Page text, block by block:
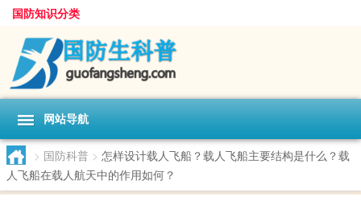
国防知识分类
网站导航
> 国防科普 > 怎样设计载人飞船？载人飞船主要结构是什么？载
人飞船在载人航天中的作用如何？